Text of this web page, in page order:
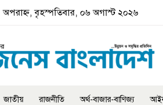
বৃহস্পতিবার, ০৬ অগাস্ট ২০২৬
জাতীয় রাজনীতি অর্থ-বাজার-বাণিজ্য